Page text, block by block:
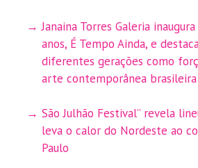
Janaina Torres Galeria
anos, É Tempo Ainda, e
diferentes gerações como
arte contemporânea brasileira
São Julhão Festival” revela
leva o calor do Nordeste ao
Paulo